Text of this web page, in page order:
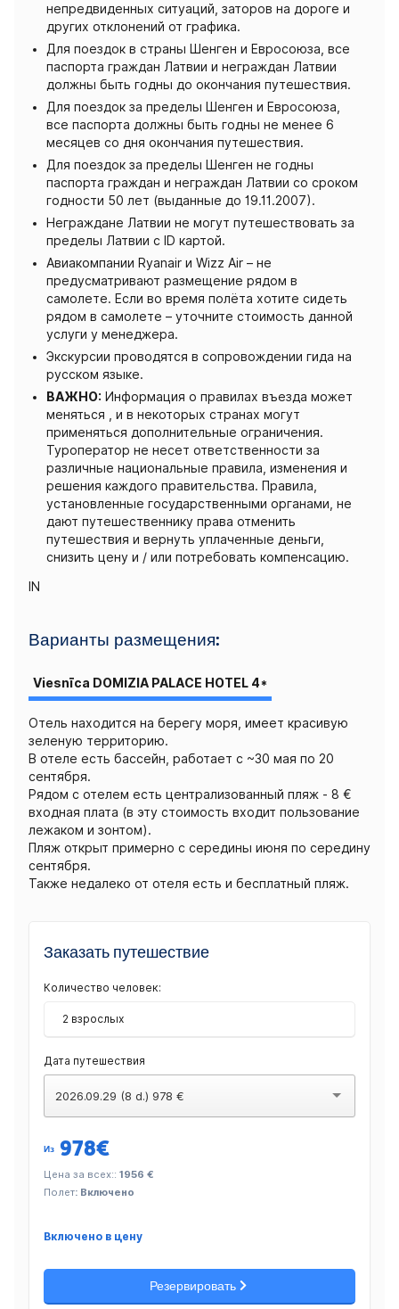
непредвиденных ситуаций, заторов на дороге и
других отклонений от графика.
Для поездок в страны Шенген и Евросоюза, все
паспорта граждан Латвии и неграждан Латвии
должны быть годны до окончания путешествия.
Для поездок за пределы Шенген и Евросоюза,
все паспорта должны быть годны не менее 6
месяцев со дня окончания путешествия.
Для поездок за пределы Шенген не годны
паспорта граждан и неграждан Латвии со сроком
годности 50 лет (выданные до 19.11.2007).
Неграждане Латвии не могут путешествовать за
пределы Латвии с ID картой.
Авиакомпании Ryanair и Wizz Air – не
предусматривают размещение рядом в
самолете. Если во время полёта хотите сидеть
рядом в самолете – уточните стоимость данной
услуги у менеджера.
Экскурсии проводятся в сопровождении гида на
русском языке.
ВАЖНО: Информация о правилах въезда может
меняться , и в некоторых странах могут
применяться дополнительные ограничения.
Туроператор не несет ответственности за
различные национальные правила, изменения и
решения каждого правительства. Правила,
установленные государственными органами, не
дают путешественнику права отменить
путешествия и вернуть уплаченные деньги,
снизить цену и / или потребовать компенсацию.
IN
Варианты размещения:
Viesnīca DOMIZIA PALACE HOTEL 4*
Отель находится на берегу моря, имеет красивую
зеленую территорию.
В отеле есть бассейн, работает с ~30 мая по 20
сентября.
Рядом с отелем есть централизованный пляж - 8 €
входная плата (в эту стоимость входит пользование
лежаком и зонтом).
Пляж открыт примерно с середины июня по середину
сентября.
Также недалеко от отеля есть и бесплатный пляж.
Заказать путешествие
Количество человек:
2 взрослых
Дата путешествия
2026.09.29 (8 d.) 978 €
Из 978€
Цена за всех:: 1956 €
Полет: Включено
Включено в цену
Резервировать